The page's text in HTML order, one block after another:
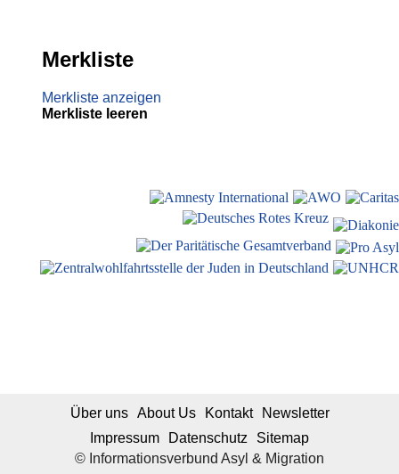
Merkliste
Merkliste anzeigen
Merkliste leeren
© Informationsverbund Asyl & Migration
Über uns About Us Kontakt
Newsletter
Impressum
Datenschutz Sitemap